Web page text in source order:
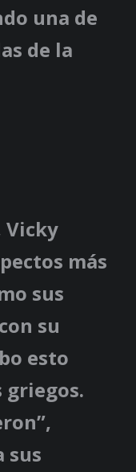
una de
de la
Vicky
más
sus
su
esto
griegos.
sus